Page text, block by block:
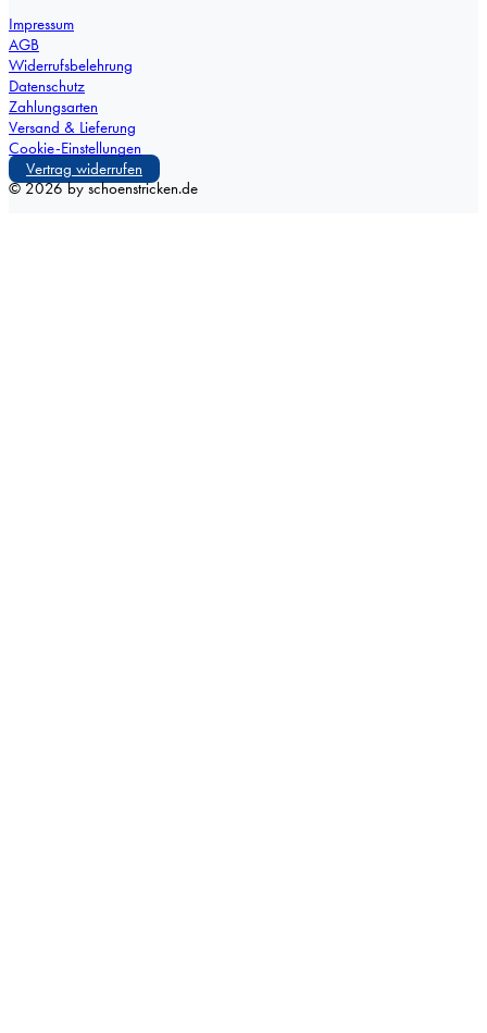
Impressum
AGB
Widerrufsbelehrung
Datenschutz
Zahlungsarten
Versand & Lieferung
Cookie-Einstellungen
Vertrag widerrufen
© 2026 by schoenstricken.de